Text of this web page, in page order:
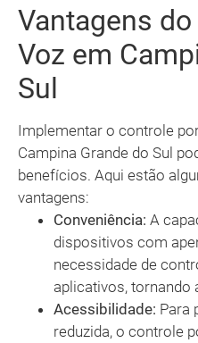
Vantagens
Voz em
Sul
Implementar o controle
Campina Grande do Sul
benefícios. Aqui estão
vantagens:
Conveniência: A
dispositivos com
necessidade de
aplicativos, tornando
Acessibilidade: Para
reduzida, o controle